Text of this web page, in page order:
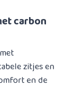
carbon
zitjes en
en de